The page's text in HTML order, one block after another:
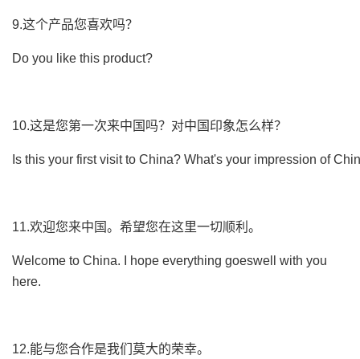
9.这个产品您喜欢吗？
Do you like this product?
10.这是您第一次来中国吗？对中国印象怎么样？
Is this your first visit to China? What's your impression of
11.欢迎您来中国。希望您在这里一切顺利。
Welcome to China. I hope everything goeswell with you
here.
12.能与您合作是我们莫大的荣幸。